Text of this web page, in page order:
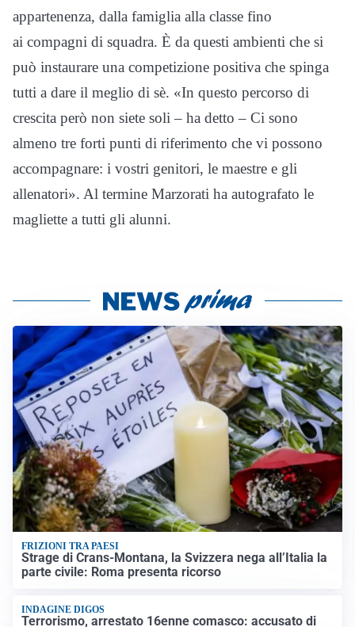
appartenenza, dalla famiglia alla classe fino
ai compagni di squadra. È da questi ambienti che si
può instaurare una competizione positiva che spinga
tutti a dare il meglio di sè. «In questo percorso di
crescita però non siete soli – ha detto – Ci sono
almeno tre forti punti di riferimento che vi possono
accompagnare: i vostri genitori, le maestre e gli
allenatori». Al termine Marzorati ha autografato le
magliette a tutti gli alunni.
FRIZIONI TRA PAESI
Strage di Crans-Montana, la Svizzera nega all’Italia la
parte civile: Roma presenta ricorso
INDAGINE DIGOS
Terrorismo, arrestato 16enne comasco: accusato di